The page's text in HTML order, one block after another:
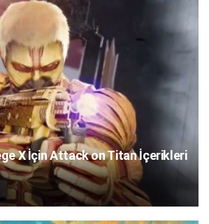
X İçin Attack on Titan İçerikleri